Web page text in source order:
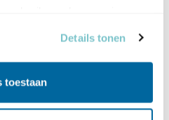
Details tonen
toestaan op 20 april 2022,